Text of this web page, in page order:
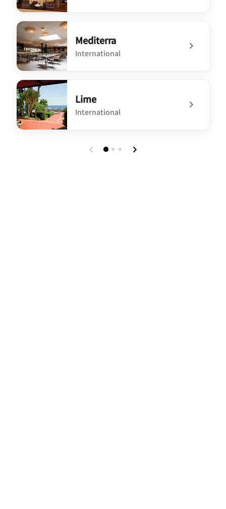
undefined Il Timo Bistrot
Mediterra
International
undefined Mediterra
Lime
International